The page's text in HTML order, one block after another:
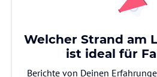
Welcher Strand am
ist ideal für
Berichte von Deinen